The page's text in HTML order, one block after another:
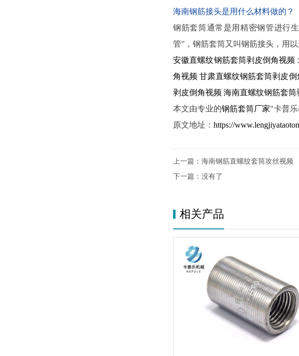
海南钢筋接头是用什么材料做的？
钢筋套筒通常是用精密钢管进行
管”，钢筋套筒又叫钢筋接头，用
安徽直螺纹钢筋套筒剥皮倒角视频
角视频 甘肃直螺纹钢筋套筒剥皮倒
剥皮倒角视频 海南直螺纹钢筋套筒
本文由专业的钢筋套筒厂家"卡普
原文地址： https://
上一篇： 海南钢筋直螺纹套筒攻丝视频
下一篇：没有了
相关产品